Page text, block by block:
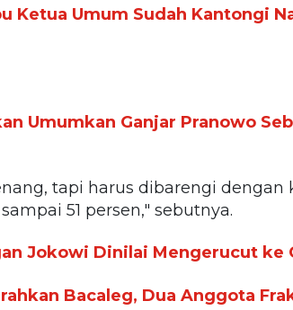
Ketua Umum Sudah Kantongi
Umumkan Ganjar Pranowo
tapi harus dibarengi dengan
51 persen," sebutnya.
Jokowi Dinilai Mengerucut ke
Bacaleg, Dua Anggota